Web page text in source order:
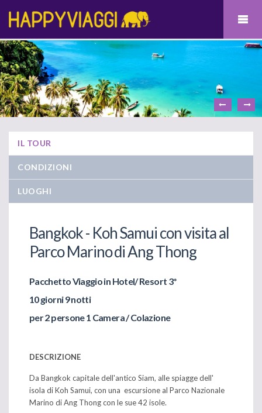
IL TOUR
CONDIZIONI
LUOGHI
Bangkok - Koh Samui con visita al
Parco Marino di Ang Thong
Pacchetto Viaggio in Hotel/ Resort 3*
10 giorni 9 notti
per 2 persone 1 Camera / Colazione
DESCRIZIONE
Da Bangkok capitale dell'antico Siam, alle spiagge dell'
isola di Koh Samui, con una escursione al Parco Nazionale
Marino di Ang Thong con le sue 42 isole.